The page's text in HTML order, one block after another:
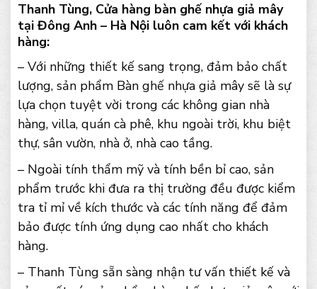
Thanh Tùng, Cửa hàng bàn ghế nhựa giả mây
tại Đông Anh – Hà Nội luôn cam kết với khách
hàng:
– Với những thiết kế sang trọng, đảm bảo chất
lượng, sản phẩm Bàn ghế nhựa giả mây sẽ là sự
lựa chọn tuyệt vời trong các không gian nhà
hàng, villa, quán cà phê, khu ngoài trời, khu biệt
thự, sân vườn, nhà ở, nhà cao tầng.
– Ngoài tính thẩm mỹ và tính bền bỉ cao, sản
phẩm trước khi đưa ra thị trường đều được kiểm
tra tỉ mỉ về kích thước và các tính năng để đảm
bảo được tính ứng dụng cao nhất cho khách
hàng.
– Thanh Tùng sẵn sàng nhận tư vấn thiết kế và